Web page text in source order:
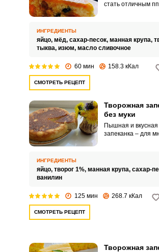
стать отличным
манка вместо муки
необходимую
ИНГРЕДИЕНТЫ
яйцо, мёд, сахар-песок, манная крупа,
тыква, изюм, масло сливочное
60 мин 158.3 кКал
СМОТРЕТЬ РЕЦЕПТ
Творожная
без муки
Пышная и
запеканка – для
диетического
готовим ее без
ИНГРЕДИЕНТЫ
яйцо, творог 1%, манная крупа, сахар-
ванилин
125 мин 268.7 кКал
СМОТРЕТЬ РЕЦЕПТ
Творожная